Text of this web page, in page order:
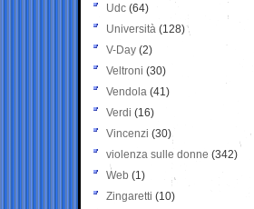
Udc (64)
Università (128)
V-Day (2)
Veltroni (30)
Vendola (41)
Verdi (16)
Vincenzi (30)
violenza sulle donne (342)
Web (1)
Zingaretti (10)